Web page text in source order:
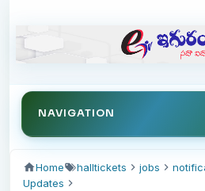
NAVIGATION
Home halltickets jobs
Updates